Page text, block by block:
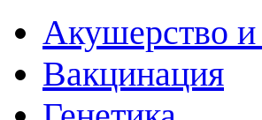
Акушерство и
Вакцинация